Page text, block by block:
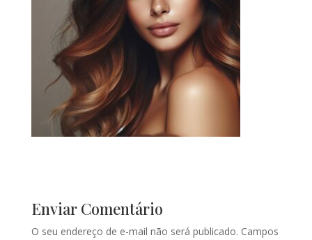
Enviar Comentário
O seu endereço de e-mail não será publicado. Campos